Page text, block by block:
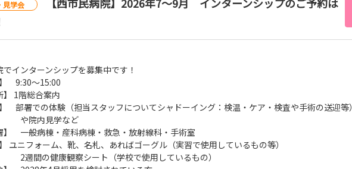
見学会
でインターンシップを募集中です！
9:30～15:00
】 1階総合案内
部署での体験（担当スタッフについてシャドーイング：検温・ケア・検査や手術の送迎等）
内見学など
】 一般病棟・産科病棟・救急・放射線科・手術室
】 ユニフォーム、靴、名札、あればゴーグル（実習で使用しているもの等）
健康観察シート（学校で使用しているもの）